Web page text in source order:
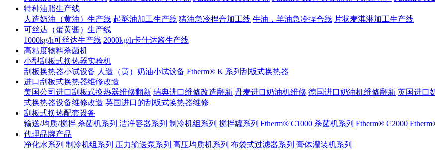
特种油脂生产线
人造奶油（黄油）生产线 起酥油加工生产线 猪油急冷捏合加工线 牛油，羊油急冷捏合线 片状麦淇淋加工生产线
可丝达（蛋黄酱）生产线
1000kg/h可丝达生产线 2000kg/h卡仕达酱生产线
高粘度物料杀菌机
小型刮板式换热器实验机
刮板换热器小试设备 人造（黄）奶油小试设备 Ftherm® K 系列刮板式换热器
进口刮板式换热器维修改造
美国公司进口刮板式换热器维修翻新 瑞典进口维修改造翻新 丹麦进口奶油机维修 德国进口奶油机维修翻新 英国进口
式换热器设备维修改造 英国进口的刮板式换热器维修
刮板式换热配套设备
输送/均质/搅拌 杀菌机系列 洁净容器系列 制冷机组系列 搅拌罐系列 Ftherm® C1000 杀菌机系列 Ftherm® C2000
代理品牌产品
净化水系列 制冷机组系列 压力输送泵系列 高压均质机系列 布袋式过滤器系列 膏体灌装机系列